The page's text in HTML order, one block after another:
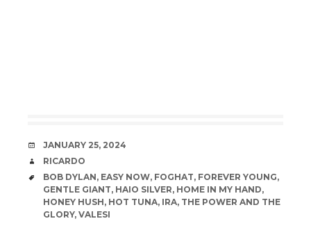
DATE
JANUARY 25, 2024
AUTHOR
RICARDO
TAGS
BOB DYLAN, EASY NOW, FOGHAT, FOREVER YOUNG,
GENTLE GIANT, HAIO SILVER, HOME IN MY HAND,
HONEY HUSH, HOT TUNA, IRA, THE POWER AND THE
GLORY, VALESI